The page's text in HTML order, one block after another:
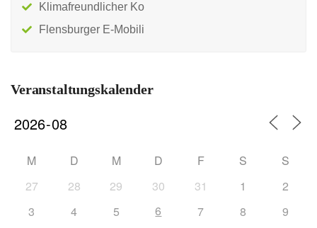
Klimafreundlicher Ko
Flensburger E-Mobili
Veranstaltungskalender
M D M D F S
S
27
28 29 30 31 1
2
3
4 5 6 7 8
9